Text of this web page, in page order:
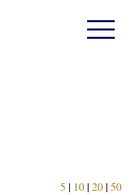
5 | 10 |20 |50